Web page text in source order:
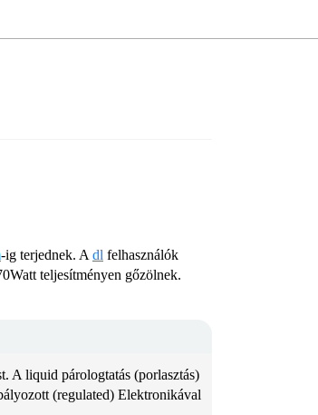
-ig terjednek. A dl felhasználók
teljesítményen gőzölnek.
A liquid párologtatás (porlasztás)
(regulated) Elektronikával